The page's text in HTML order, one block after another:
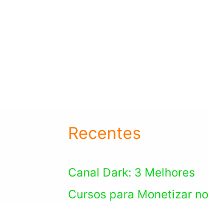
Recentes
Canal Dark: 3 Melhores
Cursos para Monetizar no